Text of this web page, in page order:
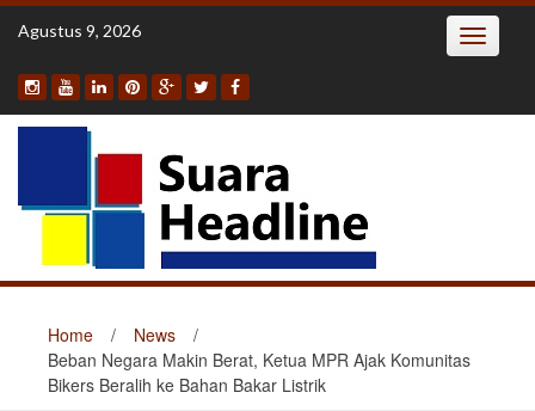
Skip
Agustus 9, 2026 Toggle
Home / News
/
Beban Negara Makin Berat, Ketua MPR Ajak Komunitas
Bikers Beralih ke Bahan Bakar Listrik